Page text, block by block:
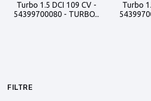
Turbo 1.5 DCI 109 CV -
54399700080 - TURBO...
Turbo
FILTRE